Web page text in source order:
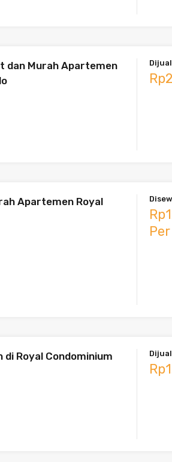
dan Murah Apartemen
Apartemen Royal
Royal Condominium Dijual